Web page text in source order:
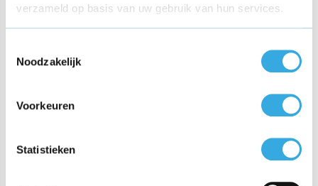
verzameld op basis van uw gebruik van hun services.
Noodzakelijk
Voorkeuren
Statistieken